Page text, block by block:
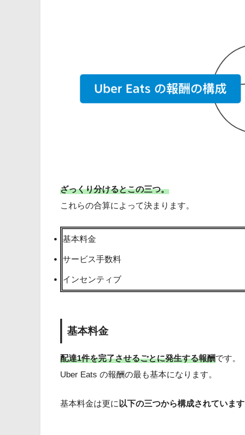
ざっくり分けるとこの三つ。
これらの合算によって決まります。
基本料金
サービス手数料
インセンティブ
基本料金
配達1件を完了させるごとに発生する報酬です。
Uber Eats の報酬の最も基本になります。
基本料金は更に 以下の三つから構成されています